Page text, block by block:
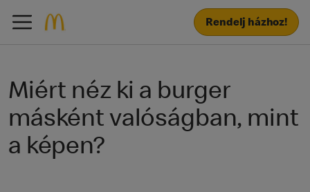
Rendelj házhoz!
Miért néz ki a burger
másként valóságban, mint
a képen?